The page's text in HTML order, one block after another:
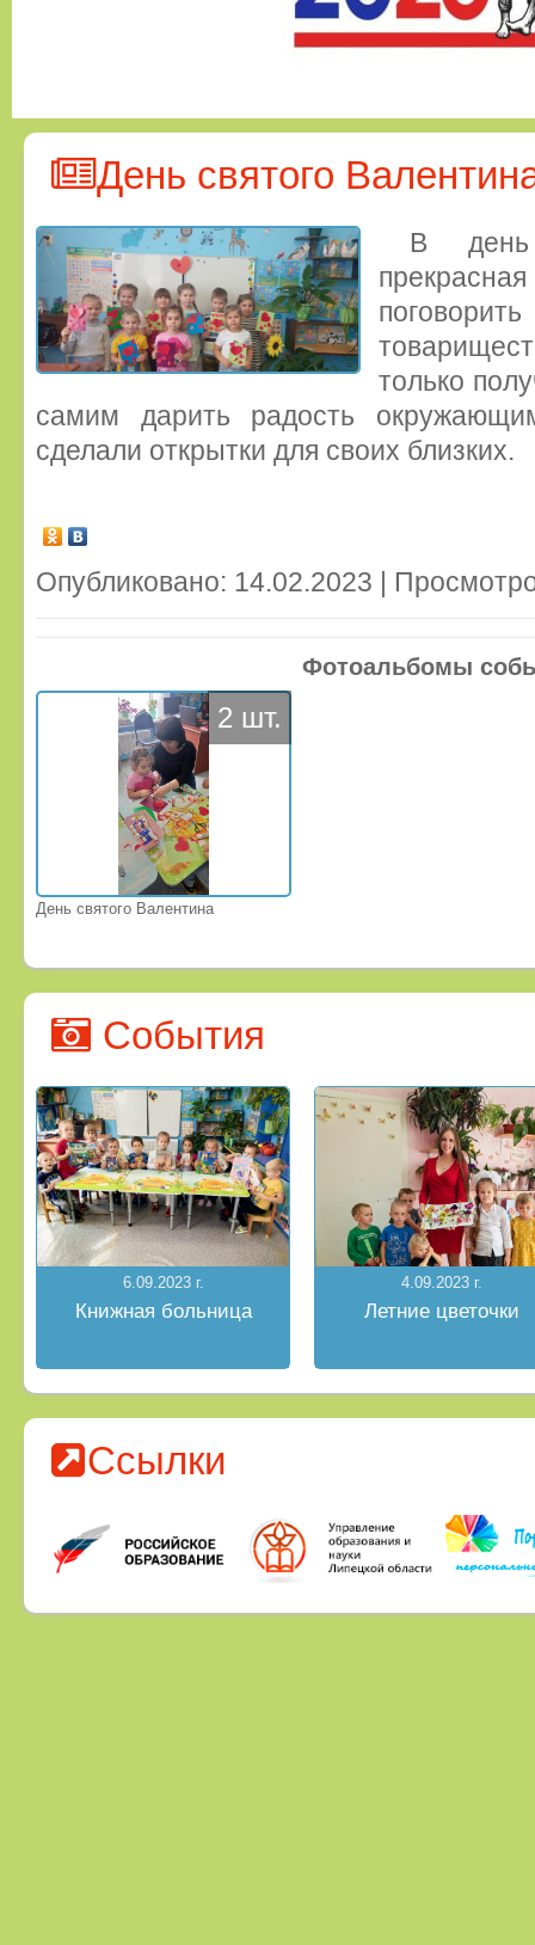
День святого
В день
только
самим дарить радость
сделали открытки для своих близких.
Опубликовано: 14.02.2023 |
Фотоальбомы
2 шт.
День святого Валентина
События
6.09.2023 г.
Книжная больница
4.09.2023 г.
Летние цветочки
Ссылки